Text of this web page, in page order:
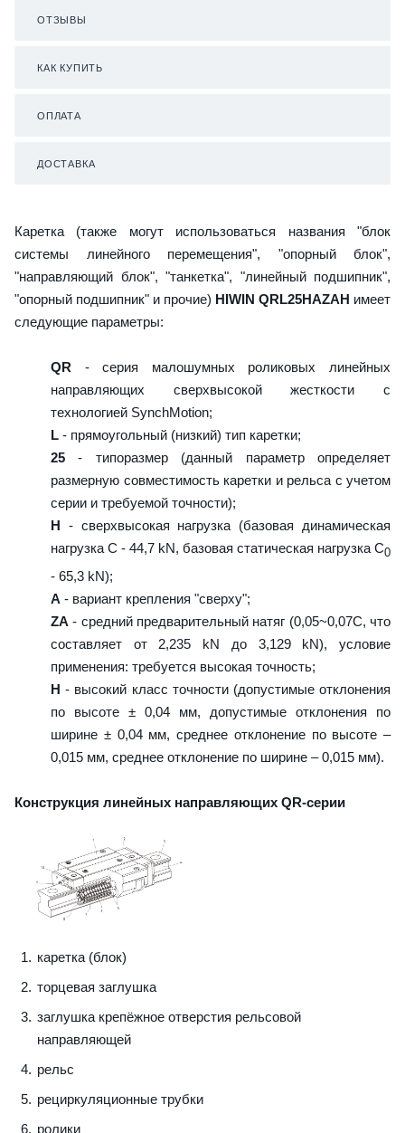
ОТЗЫВЫ
КАК КУПИТЬ
ОПЛАТА
ДОСТАВКА
Каретка (также могут использоваться названия "блок
системы линейного перемещения", "опорный блок",
"направляющий блок", "танкетка", "линейный подшипник",
"опорный подшипник" и прочие) HIWIN QRL25HAZAH имеет
следующие параметры:
QR - серия малошумных роликовых линейных
направляющих сверхвысокой жесткости с
технологией SynchMotion;
L - прямоугольный (низкий) тип каретки;
25 - типоразмер (данный параметр определяет
размерную совместимость каретки и рельса с учетом
серии и требуемой точности);
H - сверхвысокая нагрузка (базовая динамическая
нагрузка C - 44,7 kN, базовая статическая нагрузка С0
- 65,3 kN);
A - вариант крепления "сверху";
ZA - средний предварительный натяг (0,05~0,07C, что
составляет от 2,235 kN до 3,129 kN), условие
применения: требуется высокая точность;
H - высокий класс точности (допустимые отклонения
по высоте ± 0,04 мм, допустимые отклонения по
ширине ± 0,04 мм, среднее отклонение по высоте –
0,015 мм, среднее отклонение по ширине – 0,015 мм).
Конструкция линейных направляющих QR-серии
каретка (блок)
торцевая заглушка
заглушка крепёжное отверстия рельсовой
направляющей
рельс
рециркуляционные трубки
ролики